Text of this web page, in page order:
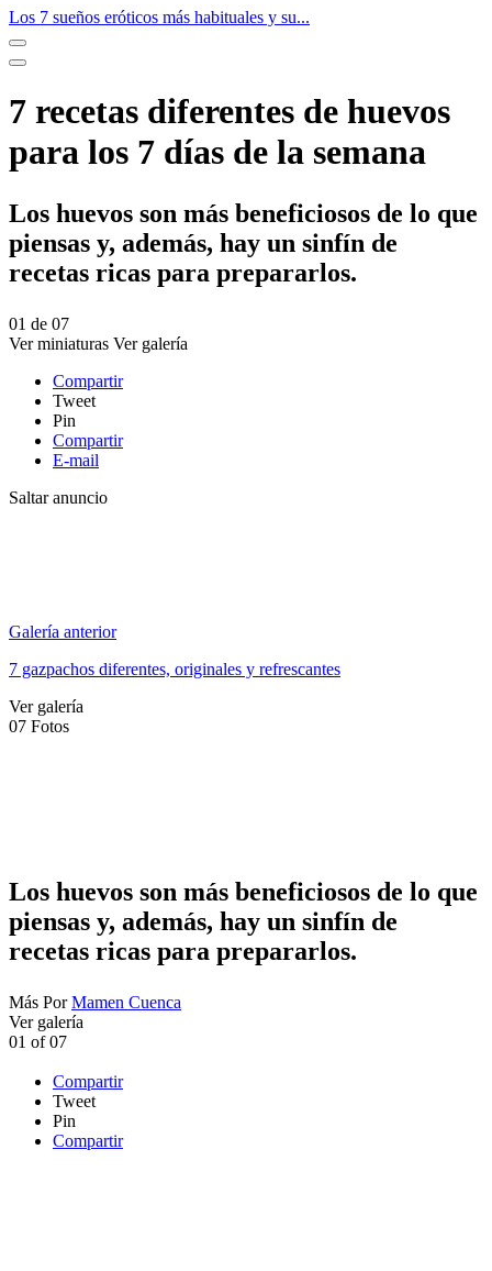
Los 7 sueños eróticos más habituales y su...
7 recetas diferentes de huevos
para los 7 días de la semana
Los huevos son más beneficiosos de lo que
piensas y, además, hay un sinfín de
recetas ricas para prepararlos.
01 de 07
Ver miniaturas Ver galería
Compartir
Tweet
Pin
Compartir
E-mail
Saltar anuncio
Galería anterior
7 gazpachos diferentes, originales y refrescantes
Ver galería
07 Fotos
Los huevos son más beneficiosos de lo que
piensas y, además, hay un sinfín de
recetas ricas para prepararlos.
Más PorMamen Cuenca
Ver galería
01 of 07
Compartir
Tweet
Pin
Compartir